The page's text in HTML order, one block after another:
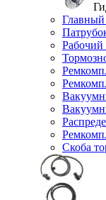
Рабочий
Скоба